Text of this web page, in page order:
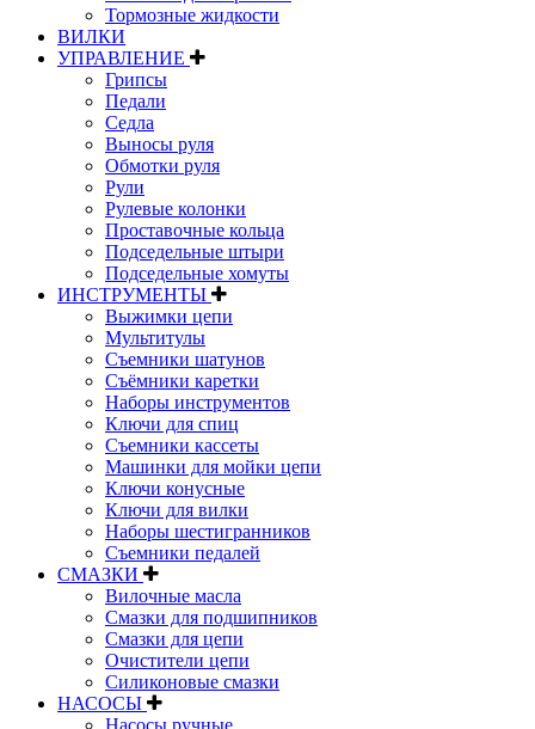
Тормозные жидкости
ВИЛКИ
УПРАВЛЕНИЕ
Грипсы
Педали
Седла
Выносы руля
Обмотки руля
Рули
Рулевые колонки
Проставочные кольца
Подседельные штыри
Подседельные хомуты
ИНСТРУМЕНТЫ
Выжимки цепи
Мультитулы
Съемники шатунов
Съёмники каретки
Наборы инструментов
Ключи для спиц
Съемники кассеты
Машинки для мойки цепи
Ключи конусные
Ключи для вилки
Наборы шестигранников
Съемники педалей
СМАЗКИ
Вилочные масла
Смазки для подшипников
Смазки для цепи
Очистители цепи
Силиконовые смазки
НАСОСЫ
Насосы ручные